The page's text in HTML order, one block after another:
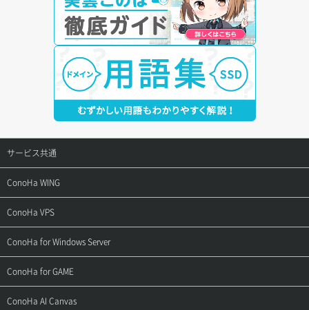
サービス共通
サポートトップ
ご契約・お支払い
用語集
お問い合わせ
ConoHa WING
サポートトップ
ご利用ガイド
お乗り換えガイド
ConoHa VPS
サポートトップ
ご利用ガイド
ConoHa for Windows Server
サポートトップ
ご利用ガイド
ConoHa for GAME
サポートトップ
ConoHa AI Canvas